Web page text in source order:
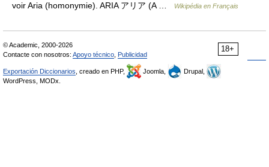
voir Aria (homonymie). ARIA アリア (A …
Wikipédia en Français
18+
© Academic, 2000-2026
Contacte con nosotros: Apoyo técnico Publicidad
Exportación Diccionarios , creado en PHP, Joomla,
Drupal,
WordPress, MODx.